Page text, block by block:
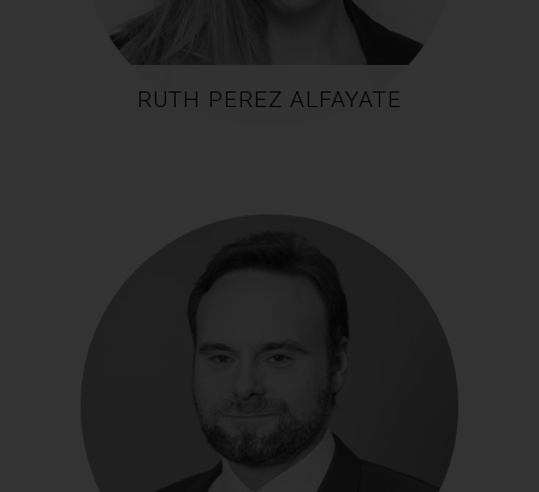
RUTH PEREZ ALFAYATE